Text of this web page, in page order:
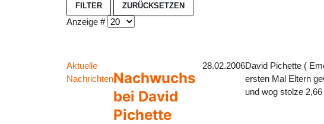
FILTER ZURÜCKSETZEN
Anzeige #
Aktuelle
NachrichtenNachwuchs
bei David
Pichette
28.02.2006David Pichette (
ersten Mal Eltern
und wog stolze